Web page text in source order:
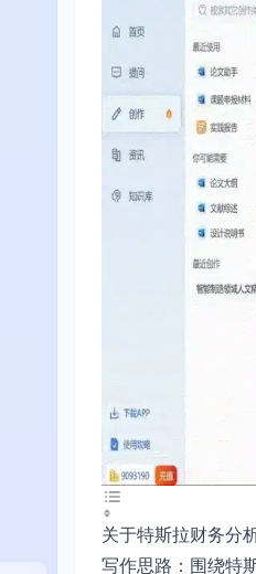
关于特斯拉财务分
写作思路：围绕特